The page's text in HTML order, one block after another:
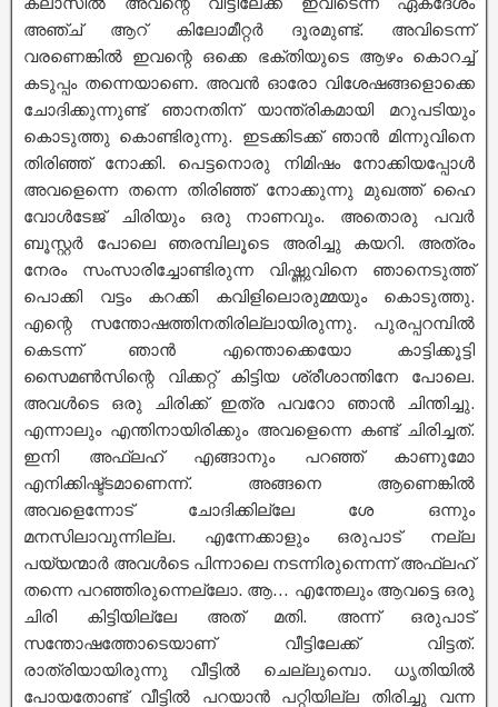
അഞ്ച് ആറ് കിലോമീറ്റർ ദൂരമുണ്ട്. അവിടെന്ന്
വരണെങ്കിൽ ഇവന്റെ ഒക്കെ ഭക്തിയുടെ ആഴം കൊറച്ച്
കടുപ്പം തന്നെയാണെ. അവൻ ഓരോ വിശേഷങ്ങളൊക്കെ
ചോദിക്കുന്നുണ്ട് ഞാനതിന് യാന്ത്രികമായി മറുപടിയും
കൊടുത്തു കൊണ്ടിരുന്നു. ഇടക്കിടക്ക് ഞാൻ മിന്നുവിനെ
തിരിഞ്ഞ് നോക്കി. പെട്ടനൊരു നിമിഷം നോക്കിയപ്പോൾ
അവളെന്നെ തന്നെ തിരിഞ്ഞ് നോക്കുന്നു മുഖത്ത് ഹൈ
വോൾടേജ് ചിരിയും ഒരു നാണവും. അതൊരു പവർ
ബൂസ്റ്റർ പോലെ ഞരമ്പിലൂടെ അരിച്ചു കയറി. അത്രം
നേരം സംസാരിച്ചോണ്ടിരുന്ന വിഷ്ണുവിനെ ഞാനെടുത്ത്
പൊക്കി വട്ടം കറക്കി കവിളിലൊരുമ്മയും കൊടുത്തു.
എന്റെ സന്തോഷത്തിനതിരില്ലായിരുന്നു. പുരപ്പറമ്പിൽ
കെടന്ന് ഞാൻ എന്തൊക്കെയോ കാട്ടിക്കൂട്ടി
സൈമൺസിന്റെ വിക്കറ്റ് കിട്ടിയ ശ്രീശാന്തിനേ പോലെ.
അവൾടെ ഒരു ചിരിക്ക് ഇത്ര പവറോ ഞാൻ ചിന്തിച്ചു.
എന്നാലും എന്തിനായിരിക്കും അവളെന്നെ കണ്ട് ചിരിച്ചത്.
ഇനി അഫ്ലഹ് എങ്ങാനും പറഞ്ഞ് കാണുമോ
എനിക്കിഷ്ട്ടമാണെന്ന്. അങ്ങനെ ആണെങ്കിൽ
അവളെന്നോട് ചോദിക്കില്ലേ ശേ ഒന്നും
മനസിലാവുന്നില്ല. എന്നേക്കാളും ഒരുപാട് നല്ല
പയ്യന്മാർ അവൾടെ പിന്നാലെ നടന്നിരുന്നെന്ന് അഫ്ലഹ്
തന്നെ പറഞ്ഞിരുന്നെല്ലോ. ആ… എന്തേലും ആവട്ടെ ഒരു
ചിരി കിട്ടിയില്ലേ അത് മതി. അന്ന് ഒരുപാട്
സന്തോഷത്തോടെയാണ് വീട്ടിലേക്ക് വിട്ടത്.
രാത്രിയായിരുന്നു വീട്ടിൽ ചെല്ലുമ്പൊ. ധൃതിയിൽ
പോയതോണ്ട് വീട്ടിൽ പറയാൻ പറ്റിയില്ല തിരിച്ചു വന്ന